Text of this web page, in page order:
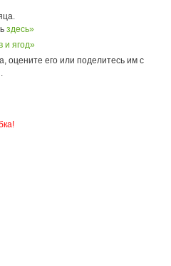
здесь»
и ягод»
оцените его или поделитесь им с